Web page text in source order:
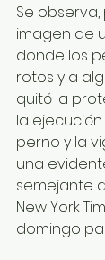
Se
imagen de
donde los
rotos y a
quitó la
la
perno y la
una
semejante
New York
domingo